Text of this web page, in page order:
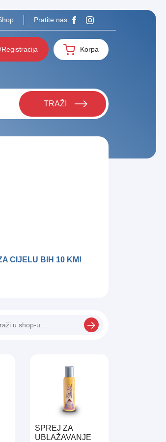
Pratite nas
Korpa
TRAŽI
CIJELU BIH 10 KM!
SPREJ ZA
UBLAŽAVANJE